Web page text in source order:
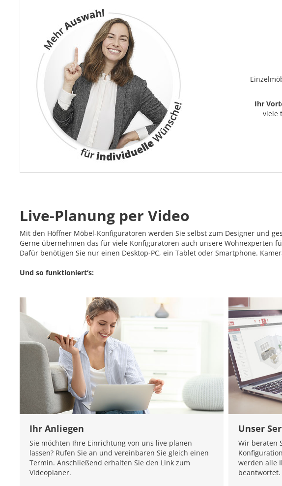
Ihr
viele
Live-Planung per Video
Mit den Höffner Möbel-Konfiguratoren werden Sie selbst zum Designer und
Gerne übernehmen das für viele Konfiguratoren auch unsere Wohnexperten
Dafür benötigen Sie nur einen Desktop-PC, ein Tablet oder Smartphone.
Und so funktioniert‘s:
Ihr Anliegen
Sie möchten Ihre Einrichtung von uns live planen
lassen? Rufen Sie an und vereinbaren Sie gleich einen
Termin. Anschließend erhalten Sie den Link zum
Videoplaner.
Unser
Wir beraten
werden alle
beantwortet.